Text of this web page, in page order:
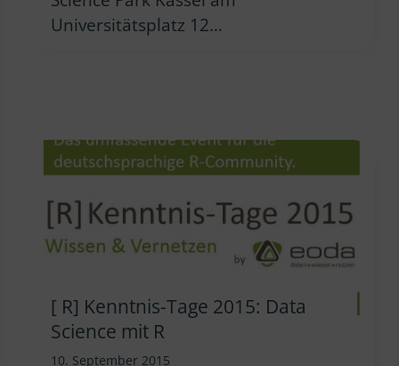
Universitätsplatz 12…
[ R] Kenntnis-Tage 2015: Data
Science mit R
10. September 2015